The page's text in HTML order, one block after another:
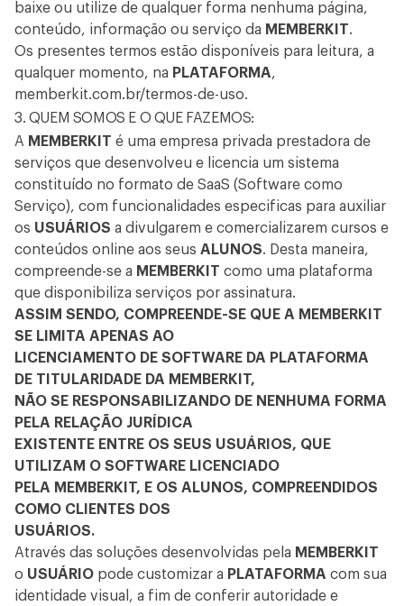
baixe ou utilize de qualquer forma nenhuma página,
conteúdo, informação ou serviço da MEMBERKIT.
Os presentes termos estão disponíveis para leitura, a
qualquer momento, na PLATAFORMA,
memberkit.com.br/termos-de-uso.
3. QUEM SOMOS E O QUE FAZEMOS:
A MEMBERKIT é uma empresa privada prestadora de
serviços que desenvolveu e licencia um sistema
constituído no formato de SaaS (Software como
Serviço), com funcionalidades especificas para auxiliar
os USUÁRIOS a divulgarem e comercializarem cursos e
conteúdos online aos seus ALUNOS. Desta maneira,
compreende-se a MEMBERKIT como uma plataforma
que disponibiliza serviços por assinatura.
ASSIM SENDO, COMPREENDE-SE QUE A MEMBERKIT
SE LIMITA APENAS AO
LICENCIAMENTO DE SOFTWARE DA PLATAFORMA
DE TITULARIDADE DA MEMBERKIT,
NÃO SE RESPONSABILIZANDO DE NENHUMA FORMA
PELA RELAÇÃO JURÍDICA
EXISTENTE ENTRE OS SEUS USUÁRIOS, QUE
UTILIZAM O SOFTWARE LICENCIADO
PELA MEMBERKIT, E OS ALUNOS, COMPREENDIDOS
COMO CLIENTES DOS
USUÁRIOS.
Através das soluções desenvolvidas pela MEMBERKIT
o USUÁRIO pode customizar a PLATAFORMA com sua
identidade visual, a fim de conferir autoridade e